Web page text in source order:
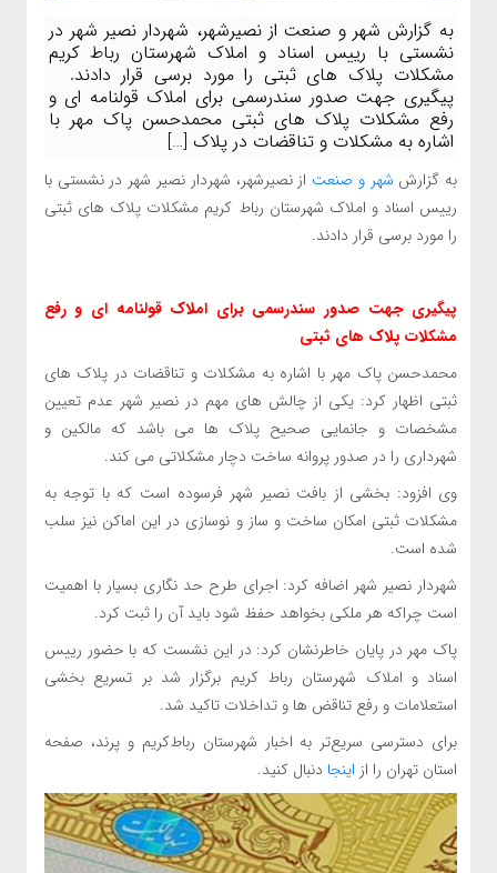
به گزارش شهر و صنعت از نصیرشهر، شهردار نصیر شهر در
نشستی با رییس اسناد و املاک شهرستان رباط کریم
مشکلات پلاک های ثبتی را مورد برسی قرار دادند.
پیگیری جهت صدور سندرسمی برای املاک قولنامه ای و
رفع مشکلات پلاک های ثبتی محمدحسن پاک مهر با
اشاره به مشکلات و تناقضات در پلاک […]
به گزارش شهر و صنعت از نصیرشهر، شهردار نصیر شهر در نشستی با
رییس اسناد و املاک شهرستان رباط کریم مشکلات پلاک های ثبتی
را مورد برسی قرار دادند.
پیگیری جهت صدور سندرسمی برای املاک قولنامه ای و رفع
مشکلات پلاک های ثبتی
محمدحسن پاک مهر با اشاره به مشکلات و تناقضات در پلاک های
ثبتی اظهار کرد: یکی از چالش های مهم در نصیر شهر عدم تعیین
مشخصات و جانمایی صحیح پلاک ها می باشد که مالکین و
شهرداری را در صدور پروانه ساخت دچار مشکلاتی می کند.
وی افزود: بخشی از بافت نصیر شهر فرسوده است که با توجه به
مشکلات ثبتی امکان ساخت و ساز و نوسازی در این اماکن نیز سلب
شده است.
شهردار نصیر شهر اضافه کرد: اجرای طرح حد نگاری بسیار با اهمیت
است چراکه هر ملکی بخواهد حفظ شود باید آن را ثبت کرد.
پاک مهر در پایان خاطرنشان کرد: در این نشست که با حضور رییس
اسناد و املاک شهرستان رباط کریم برگزار شد بر تسریع بخشی
استعلامات و رفع تناقض ها و تداخلات تاکید شد.
برای دسترسی سریع‌تر به اخبار شهرستان رباط‌کریم و پرند، صفحه
استان تهران را از اینجا دنبال کنید.